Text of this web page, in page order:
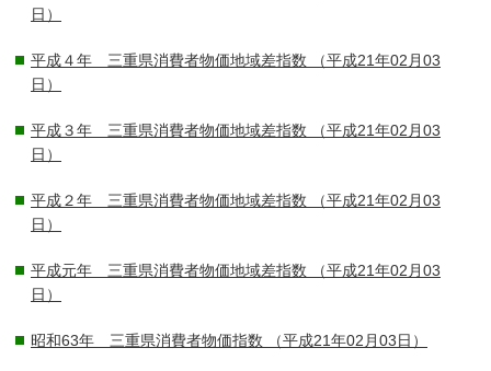
日）
平成４年 三重県消費者物価地域差指数 （平成21年02月03
日）
平成３年 三重県消費者物価地域差指数 （平成21年02月03
日）
平成２年 三重県消費者物価地域差指数 （平成21年02月03
日）
平成元年 三重県消費者物価地域差指数 （平成21年02月03
日）
昭和63年 三重県消費者物価指数 （平成21年02月03日）